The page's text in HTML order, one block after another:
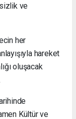
ve
her
hareket
oluşacak
Kültür ve